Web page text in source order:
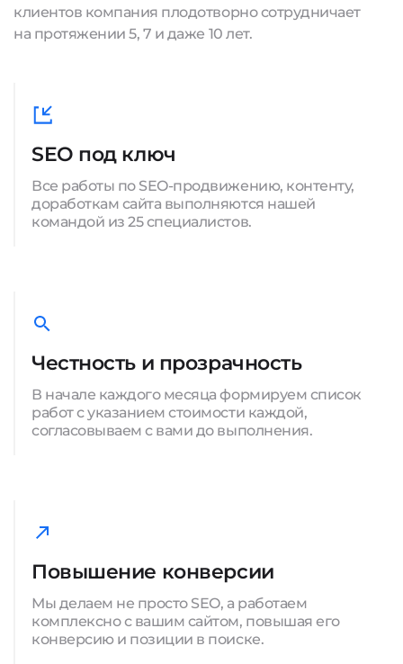
клиентов компания плодотворно сотрудничает
на протяжении 5, 7 и даже 10 лет.
SEO под ключ
Все работы по SEO-продвижению, контенту,
доработкам сайта выполняются нашей
командой из 25 специалистов.
Честность и прозрачность
В начале каждого месяца формируем список
работ с указанием стоимости каждой,
согласовываем с вами до выполнения.
Повышение конверсии
Мы делаем не просто SEO, а работаем
комплексно с вашим сайтом, повышая его
конверсию и позиции в поиске.